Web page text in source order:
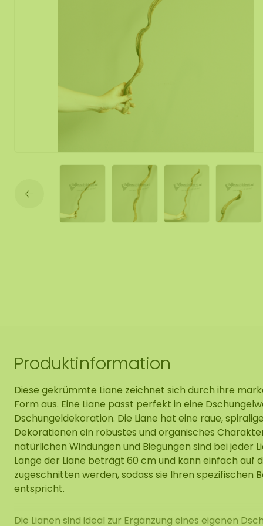
Produktinformation
Diese gekrümmte Liane zeichnet sich durch ihre
Form aus. Eine Liane passt perfekt in eine
Dschungeldekoration. Die Liane hat eine raue,
Dekorationen ein robustes und organisches
natürlichen Windungen und Biegungen sind bei jeder
Länge der Liane beträgt 60 cm und kann einfach auf
zugeschnitten werden, sodass sie Ihren spezifischen
entspricht.
Die Lianen sind ideal zur Ergänzung eines eigenen